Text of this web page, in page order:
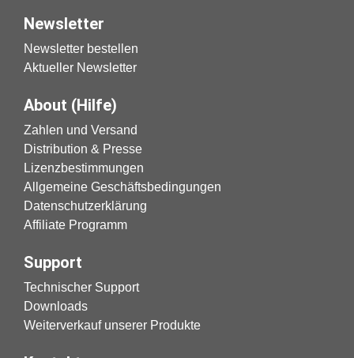
Newsletter
Newsletter bestellen
Aktueller Newsletter
About (Hilfe)
Zahlen und Versand
Distribution & Presse
Lizenzbestimmungen
Allgemeine Geschäftsbedingungen
Datenschutzerklärung
Affiliate Programm
Support
Technischer Support
Downloads
Weiterverkauf unserer Produkte